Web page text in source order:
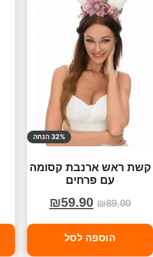
32% הנחה
קשת ראש ארנבת קסומה
עם פרחים
₪89.00
₪59.90
הוספה לסל